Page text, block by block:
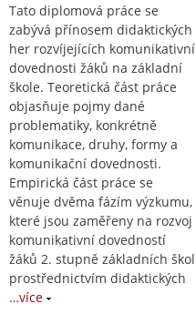
Tato diplomová práce se
zabývá přínosem didaktických
her rozvíjejících komunikativní
dovednosti žáků na základní
škole. Teoretická část práce
objasňuje pojmy dané
problematiky, konkrétně
komunikace, druhy, formy a
komunikační dovednosti.
Empirická část práce se
věnuje dvěma fázím výzkumu,
které jsou zaměřeny na rozvoj
komunikativní dovedností
žáků 2. stupně základních škol
prostřednictvím didaktických
…více